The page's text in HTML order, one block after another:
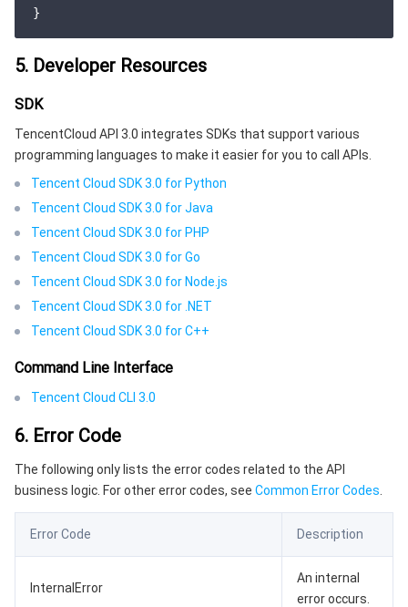
5. Developer Resources
SDK
TencentCloud API 3.0 integrates SDKs that support various
programming languages to make it easier for you to call APIs.
Tencent Cloud SDK 3.0 for Python
Tencent Cloud SDK 3.0 for Java
Tencent Cloud SDK 3.0 for PHP
Tencent Cloud SDK 3.0 for Go
Tencent Cloud SDK 3.0 for Node.js
Tencent Cloud SDK 3.0 for .NET
Tencent Cloud SDK 3.0 for C++
Command Line Interface
Tencent Cloud CLI 3.0
6. Error Code
The following only lists the error codes related to the API
business logic. For other error codes, see Common Error Codes
Error Code Description
InternalError
An internal
error occurs.